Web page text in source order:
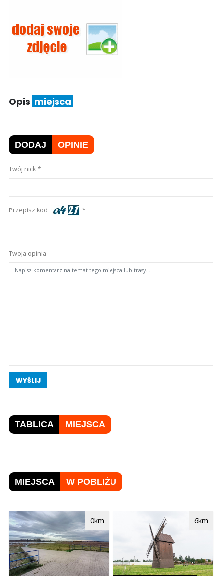
Opis miejsca
DODAJ OPINIE
Twój nick
Przepisz kod
Twoja opinia
WYŚLIJ
TABLICA MIEJSCA
MIEJSCA W POBLIŻU
0km 6km